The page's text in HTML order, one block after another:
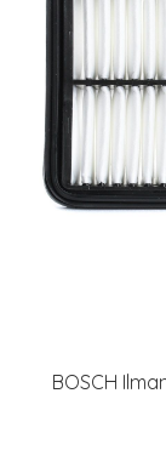
BOSCH